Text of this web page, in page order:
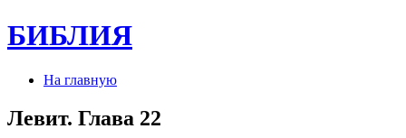
БИБЛИЯ
На главную
Левит. Глава 22